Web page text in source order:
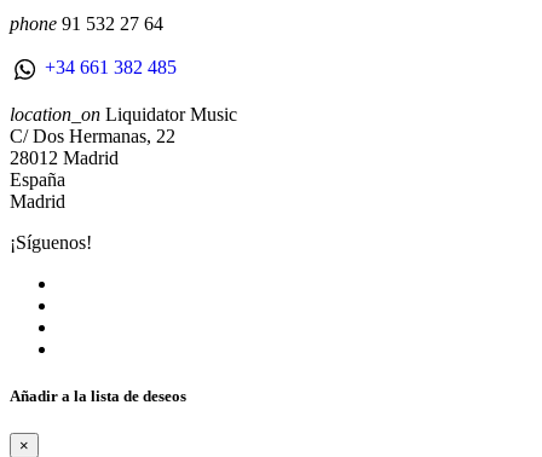
phone 91 532 27 64
+34 661 382 485
location_on Liquidator Music
C/ Dos Hermanas, 22
28012 Madrid
España
Madrid
¡Síguenos!
Añadir a la lista de deseos
×